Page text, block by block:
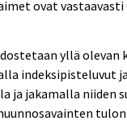
ovat vastaavasti
yllä olevan
indeksipisteluvut
ja jakamalla niiden